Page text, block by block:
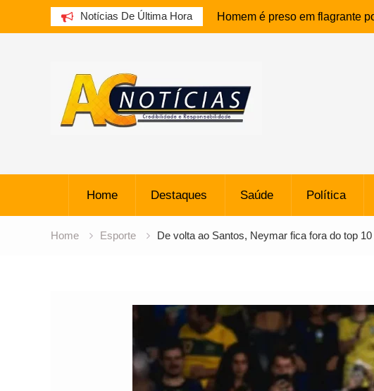
Notícias De Última Hora
Homem é preso em flagrante
armazenar pornografia infantil
depreciativo sobre cantor
Família de homem que morreu
Caio Alexandre treina sem
reforçar o Bahia contra o Vasco
Estágio de Foguete da
e Cria Cratera de 18 Metros,
Home Destaques Saúde Política
Home Esporte De volta ao Santos, Neymar fica fora do top